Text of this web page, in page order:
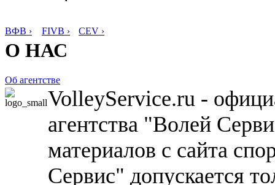
ВФВ › FIVB › CEV ›
О НАС
Об агентстве
VolleyService.ru -
агентства "Волей
материалов с сайта
Сервис" допускается